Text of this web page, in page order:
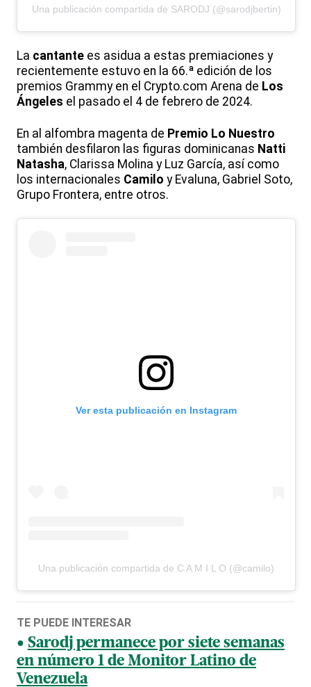
Una publicación compartida de SARODJ (@sarodjbertin)
La cantante es asidua a estas premiaciones y
recientemente estuvo en la 66.ª edición de los
premios Grammy en el Crypto.com Arena de Los
Ángeles el pasado el 4 de febrero de 2024.
En al alfombra magenta de Premio Lo Nuestro
también desfilaron las figuras dominicanas Natti
Natasha, Clarissa Molina y Luz García, así como
los internacionales Camilo y Evaluna, Gabriel Soto,
Grupo Frontera, entre otros.
Ver esta publicación en Instagram
Una publicación compartida de C A M I L O (@camilo)
TE PUEDE INTERESAR
Sarodj permanece por siete semanas
en número 1 de Monitor Latino de
Venezuela